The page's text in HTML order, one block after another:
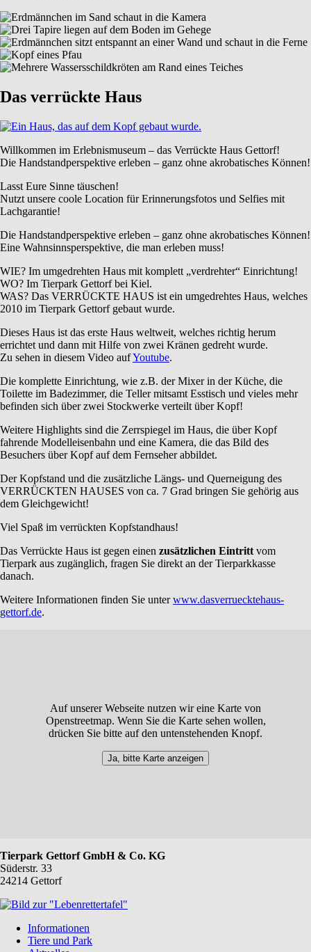
Das verrückte Haus
Willkommen im Erlebnismuseum – das Verrückte Haus Gettorf!
Die Handstandperspektive erleben – ganz ohne akrobatisches Können!
Lasst Eure Sinne täuschen!
Nutzt unsere coole Location für Erinnerungsfotos und Selfies mit
Lachgarantie!
Die Handstandperspektive erleben – ganz ohne akrobatisches Können!
Eine Wahnsinnsperspektive, die man erleben muss!
WIE? Im umgedrehten Haus mit komplett „verdrehter“ Einrichtung!
WO? Im Tierpark Gettorf bei Kiel.
WAS? Das VERRÜCKTE HAUS ist ein umgedrehtes Haus, welches
2010 im Tierpark Gettorf gebaut wurde.
Dieses Haus ist das erste Haus weltweit, welches richtig herum
errichtet und dann mit Hilfe von zwei Kränen gedreht wurde.
Zu sehen in diesem Video aufYoutube.
Die komplette Einrichtung, wie z.B. der Mixer in der Küche, die
Toilette im Badezimmer, die Teller mitsamt Esstisch und vieles mehr
befinden sich über zwei Stockwerke verteilt über Kopf!
Weitere Highlights sind die Zerrspiegel im Haus, die über Kopf
fahrende Modelleisenbahn und eine Kamera, die das Bild des
Besuchers über Kopf auf dem Fernseher abbildet.
Der Kopfstand und die zusätzliche Längs- und Querneigung des
VERRÜCKTEN HAUSES von ca. 7 Grad bringen Sie gehörig aus
dem Gleichgewicht!
Viel Spaß im verrückten Kopfstandhaus!
Das Verrückte Haus ist gegen einen zusätzlichen Eintritt vom
Tierpark aus zugänglich, fragen Sie direkt an der Tierparkkasse
danach.
Weitere Informationen finden Sie unterwww.dasverruecktehaus-
gettorf.de.
Auf unserer Webseite nutzen wir eine Karte von
Openstreetmap. Wenn Sie die Karte sehen wollen,
drücken Sie bitte auf den untenstehenden Knopf.
Ja, bitte Karte anzeigen
Tierpark Gettorf GmbH & Co. KG
Süderstr. 33
24214 Gettorf
Navigation
überspringen
Informationen
Tiere und Park